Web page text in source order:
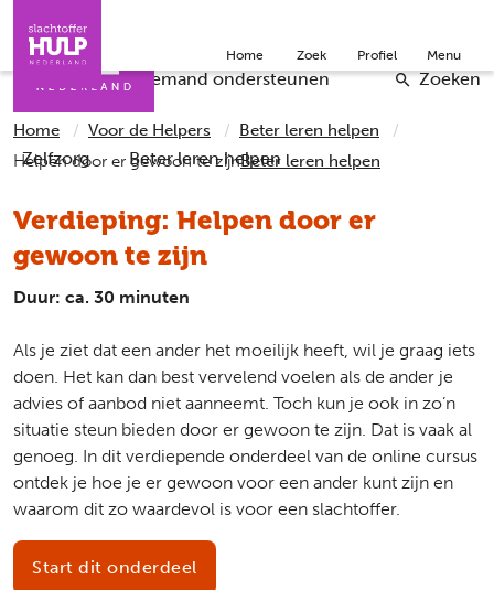
Iemand helpen Doneer English
Checklists Iemand ondersteunen
Zelfzorg Beter leren helpen
Zoeken
Home Zoek Profiel Menu
Home Voor de Helpers
Beter leren helpen
Helpen door er gewoon te zijnBeter leren helpen
Verdieping: Helpen door er
gewoon te zijn
Duur: ca. 30 minuten
Als je ziet dat een ander het moeilijk heeft, wil je graag iets
doen. Het kan dan best vervelend voelen als de ander je
advies of aanbod niet aanneemt. Toch kun je ook in zo’n
situatie steun bieden door er gewoon te zijn. Dat is vaak al
genoeg. In dit verdiepende onderdeel van de online cursus
ontdek je hoe je er gewoon voor een ander kunt zijn en
waarom dit zo waardevol is voor een slachtoffer.
Start dit onderdeel